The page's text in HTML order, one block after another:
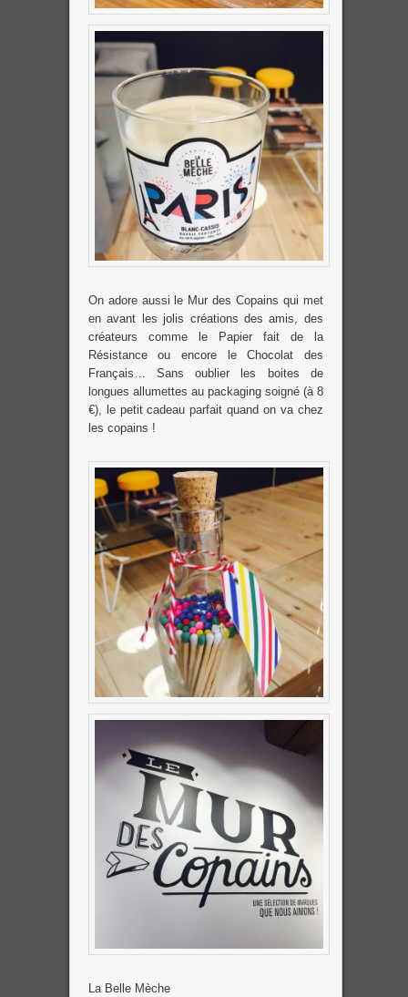
On adore aussi le Mur des Copains qui met
en avant les jolis créations des amis, des
créateurs comme le Papier fait de la
Résistance ou encore le Chocolat des
Français… Sans oublier les boites de
longues allumettes au packaging soigné (à 8
€), le petit cadeau parfait quand on va chez
les copains !
La Belle Mèche